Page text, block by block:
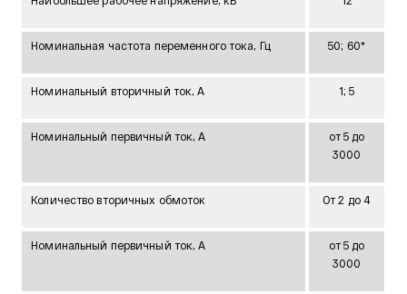
Номинальная частота переменного тока, Гц 50; 60*
Номинальный вторичный ток, А 1; 5
Номинальный первичный ток, А
от 5 до
3000
Количество вторичных обмоток От 2 до 4
Номинальный первичный ток, А
от 5 до
3000